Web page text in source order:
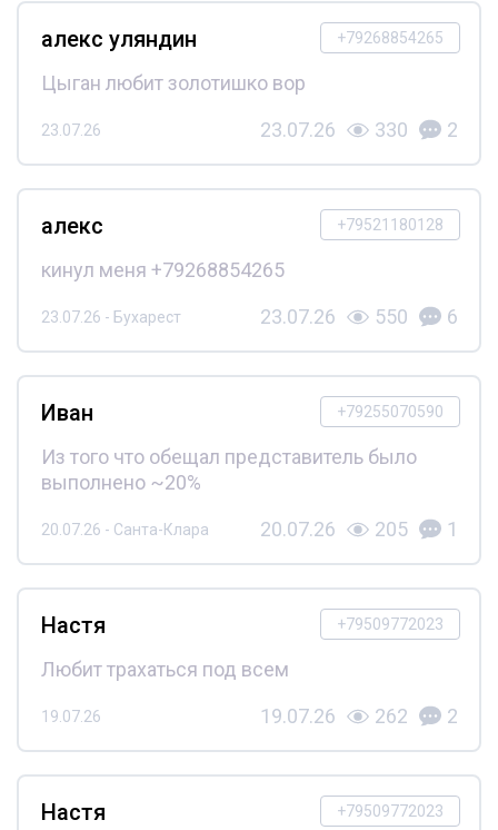
+79268854265
алекс уляндин
Цыган любит золотишко вор
23.07.26 23.07.26 330 2
+79521180128
алекс
кинул меня +79268854265
23.07.26 - Бухарест 23.07.26 550 6
+79255070590
Иван
Из того что обещал представитель было
выполнено ~20%
20.07.26 - Санта-Клара 20.07.26 205 1
+79509772023
Настя
Любит трахаться под всем
19.07.26 19.07.26 262 2
+79509772023
Настя